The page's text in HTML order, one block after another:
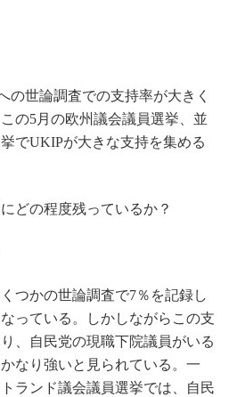
の世論調査での支持率が大きく
の5月の欧州議会議員選挙、並
でUKIPが大きな支持を集める
どの程度残っているか？
つかの世論調査で7％を記録し
っている。しかしながらこの支
、自民党の現職下院議員がいる
なり強いと見られている。一
ランド議会議員選挙では、自民